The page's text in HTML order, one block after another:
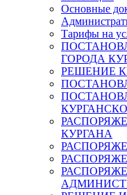
Основные
Тарифы на
ГОРОДА
РЕШЕНИЕ
КУРГАНА